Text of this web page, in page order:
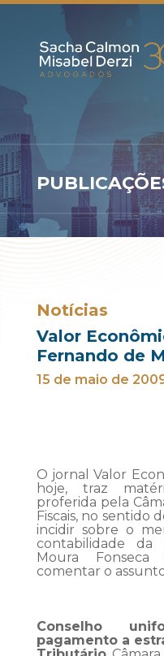
Notícias
Valor
Fernando de
15 de maio de
O jornal Valor
hoje, traz
proferida pela
Fiscais, no sentido
incidir sobre o
contabilidade da
Moura
comentar o
Conselho
pagamento a